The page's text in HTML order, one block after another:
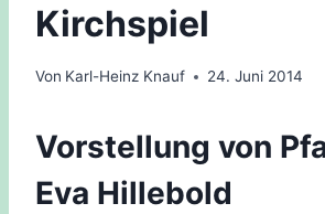
Kirchspiel
Von Karl-Heinz Knauf 24. Juni 2014
Vorstellung von
Eva Hillebold